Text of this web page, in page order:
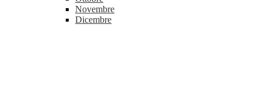
Novembre
Dicembre